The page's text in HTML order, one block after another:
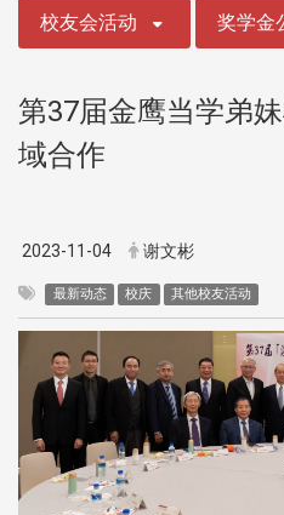
校友会活动 奖学金
第37届金鹰当学弟
域合作
2023-11-04 谢文彬
最新动态 校庆 其他校友活动